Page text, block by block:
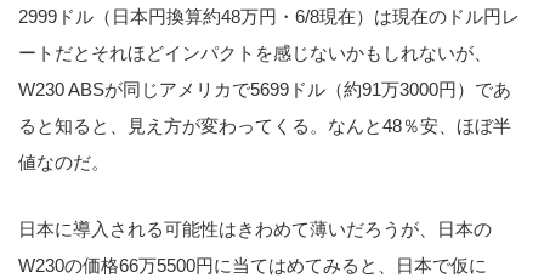
2999ドル（日本円換算約48万円・6/8現在）は現在のドル円レ
ートだとそれほどインパクトを感じないかもしれないが、
W230 ABSが同じアメリカで5699ドル（約91万3000円）であ
ると知ると、見え方が変わってくる。なんと48％安、ほぼ半
値なのだ。
日本に導入される可能性はきわめて薄いだろうが、日本の
W230の価格66万5500円に当てはめてみると、日本で仮に